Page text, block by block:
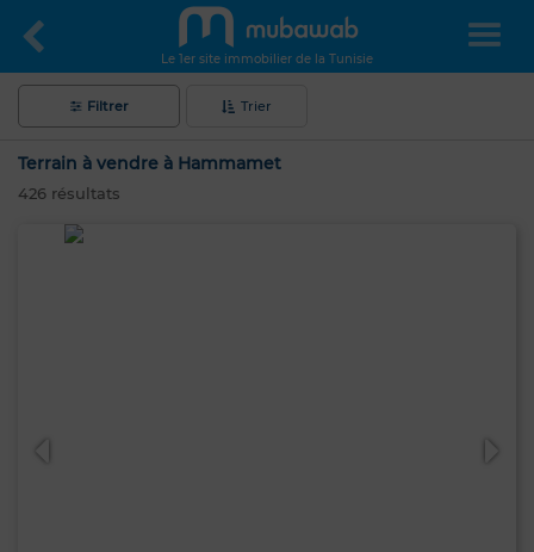
Le 1er site immobilier de la Tunisie
Filtrer Trier
Terrain à vendre à Hammamet
426 résultats